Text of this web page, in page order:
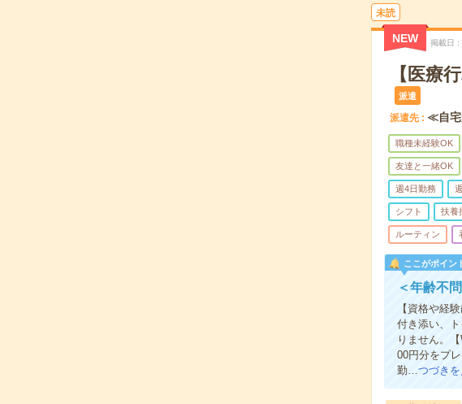
未読
NEW 掲載日
【医療
派遣
派遣先 ≪自宅
職種未経験OK
友達と一緒OK
週4日勤務
シフト 扶養
ルーティン
ここがポイン
＜年齢不
【資格や経
付き添い、
りません。
00円分をプ
勤…つづきを